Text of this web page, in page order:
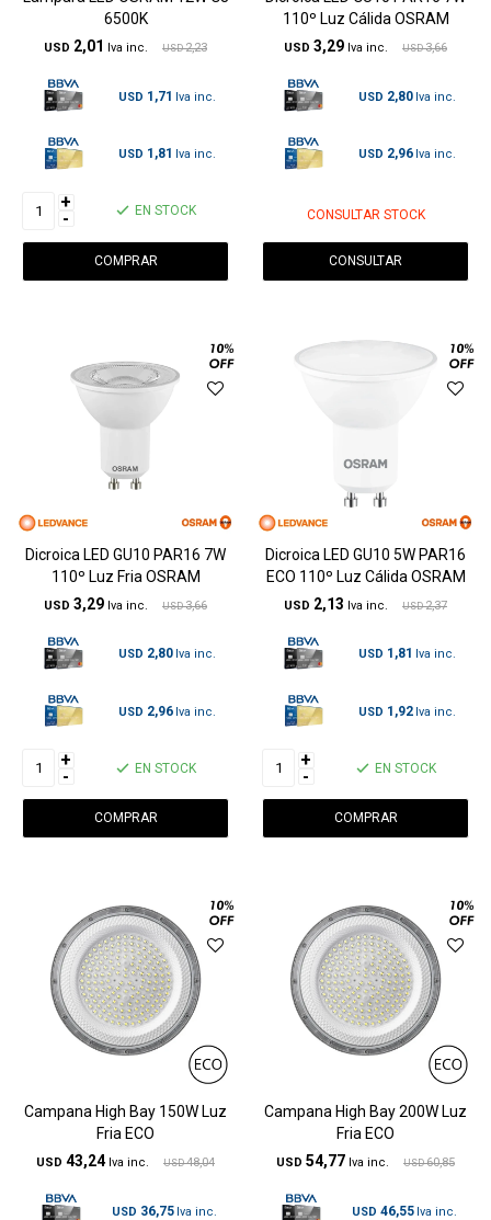
6500K
USD 2,01 USD 2,23
USD 1,71
USD 1,81
+
- EN STOCK
110º Luz Cálida OSRAM
USD 3,29 USD 3,66
USD 2,80
USD 2,96
CONSULTAR STOCK
CONSULTAR
Dicroica LED GU10 PAR16 7W
110º Luz Fria OSRAM
USD 3,29 USD 3,66
USD 2,80
USD 2,96
+
- EN STOCK
Dicroica LED GU10 5W PAR16
ECO 110º Luz Cálida OSRAM
USD 2,13 USD 2,37
USD 1,81
USD 1,92
+
- EN STOCK
Campana High Bay 150W Luz
Fria ECO
USD 43,24 USD 48,04
USD 36,75
Campana High Bay 200W Luz
Fria ECO
USD 54,77 USD 60,85
USD 46,55